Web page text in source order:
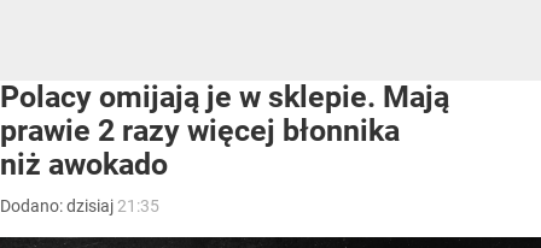
Polacy omijają je w sklepie. Mają
prawie 2 razy więcej błonnika
niż awokado
Dodano:dzisiaj 21:35